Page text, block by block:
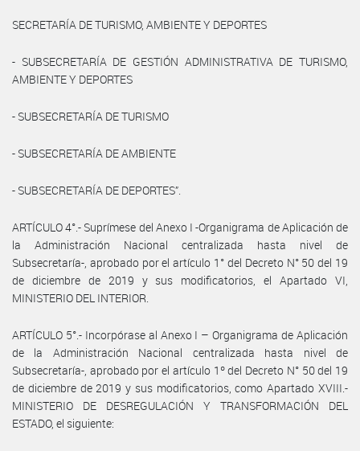
SECRETARÍA DE TURISMO, AMBIENTE Y DEPORTES
- SUBSECRETARÍA DE GESTIÓN ADMINISTRATIVA DE TURISMO,
AMBIENTE Y DEPORTES
- SUBSECRETARÍA DE TURISMO
- SUBSECRETARÍA DE AMBIENTE
- SUBSECRETARÍA DE DEPORTES”.
ARTÍCULO 4°.- Suprímese del Anexo I -Organigrama de Aplicación de
la Administración Nacional centralizada hasta nivel de
Subsecretaría-, aprobado por el artículo 1° del Decreto N° 50 del 19
de diciembre de 2019 y sus modificatorios, el Apartado VI,
MINISTERIO DEL INTERIOR.
ARTÍCULO 5°.- Incorpórase al Anexo I – Organigrama de Aplicación
de la Administración Nacional centralizada hasta nivel de
Subsecretaría-, aprobado por el artículo 1º del Decreto N° 50 del 19
de diciembre de 2019 y sus modificatorios, como Apartado XVIII.-
MINISTERIO DE DESREGULACIÓN Y TRANSFORMACIÓN DEL
ESTADO, el siguiente: